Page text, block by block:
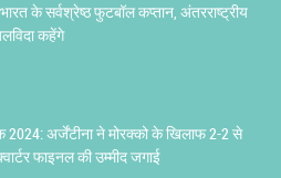
के सर्वश्रेष्ठ फुटबॉल कप्तान, अंतरराष्ट्रीय
कहेंगे
अर्जेंटीना ने मोरक्को के खिलाफ 2-2 से
फाइनल की उम्मीद जगाई